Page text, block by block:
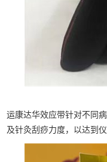
运康达华效应带针对不同
及针灸刮痧力度，以达到仪